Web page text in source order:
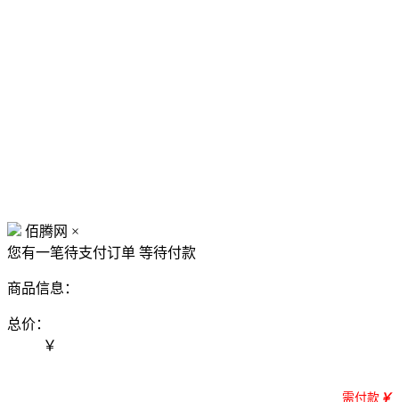
佰腾网 ×
您有一笔待支付订单 等待付款
商品信息：
总价：
￥
需付款 ￥